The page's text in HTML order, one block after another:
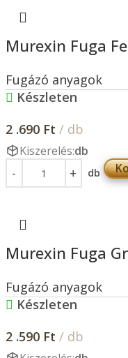
Murexin Fuga
Fugázó anyagok
Készleten
2 .690 Ft / db
Kiszerelés:db
db
Murexin Fuga
Fugázó anyagok
Készleten
2 .590 Ft / db